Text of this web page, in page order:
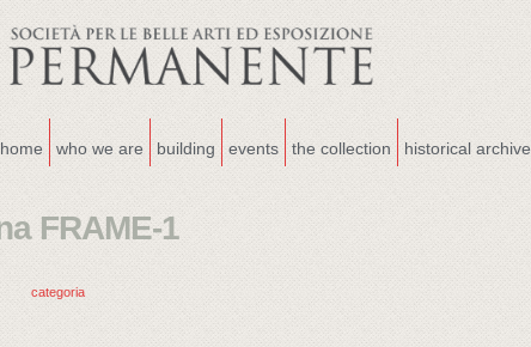
home who we are building events the collection historical archive
FRAME-1
categoria